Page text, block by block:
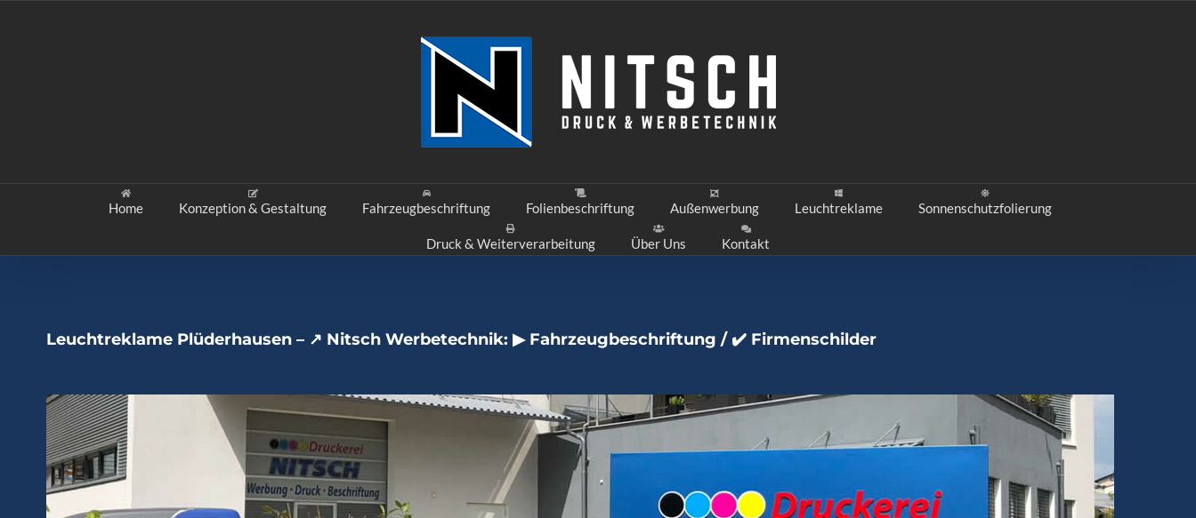
Home Konzeption & Gestaltung Fahrzeugbeschriftung Folienbeschriftung Außenwerbung Leuchtreklame Sonnenschutzfolierung
Druck & Weiterverarbeitung Über Uns Kontakt
Leuchtreklame Plüderhausen – ↗️ Nitsch Werbetechnik: ▶︎ Fahrzeugbeschriftung / ✔️ Firmenschilder